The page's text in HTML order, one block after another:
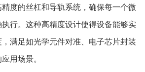
度的丝杠和导轨系统，确保每一个微
行。这种高精度设计使得设备能够实
满足如光学元件对准、电子芯片封装
用场景。